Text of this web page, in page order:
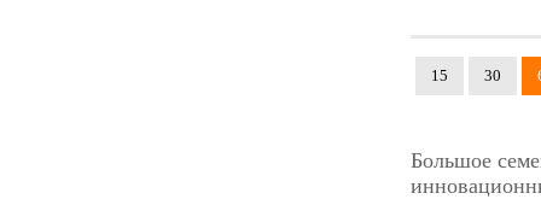
15 30
Большое